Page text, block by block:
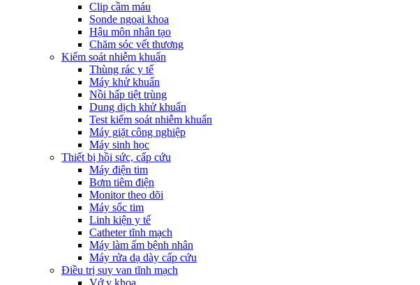
Clip cầm máu
Sonde ngoại khoa
Hậu môn nhân tạo
Chăm sóc vết thương
Kiểm soát nhiễm khuẩn
Thùng rác y tế
Máy khử khuẩn
Nồi hấp tiệt trùng
Dung dịch khử khuẩn
Test kiểm soát nhiễm khuẩn
Máy giặt công nghiệp
Máy sinh học
Thiết bị hồi sức, cấp cứu
Máy điện tim
Bơm tiêm điện
Monitor theo dõi
Máy sốc tim
Linh kiện y tế
Catheter tĩnh mạch
Máy làm ấm bệnh nhân
Máy rửa dạ dày cấp cứu
Điều trị suy van tĩnh mạch
Vớ y khoa